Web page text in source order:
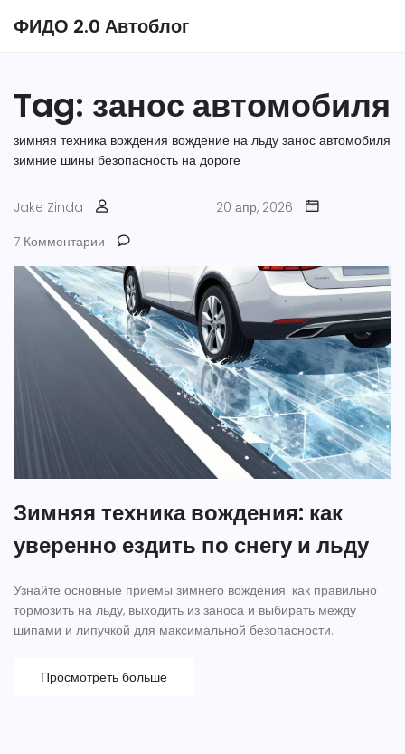
ФИДО 2.0 Автоблог
Tag: занос автомобиля
зимняя техника вождения вождение на льду занос автомобиля
зимние шины безопасность на дороге
Jake Zinda
20 апр, 2026
7 Комментарии
Зимняя техника вождения: как
уверенно ездить по снегу и льду
Узнайте основные приемы зимнего вождения: как правильно
тормозить на льду, выходить из заноса и выбирать между
шипами и липучкой для максимальной безопасности.
Просмотреть больше